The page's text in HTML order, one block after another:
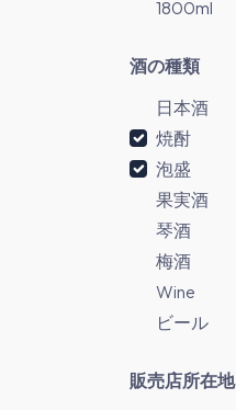
1800ml
酒の種類
日本酒
焼酎
泡盛
果実酒
琴酒
梅酒
Wine
ビール
販売店所在地